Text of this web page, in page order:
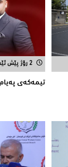
2 رۆژ پێش ئێستا
تیمه‌كه‌ی په‌یام